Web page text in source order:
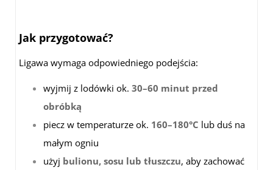
Jak przygotować?
Ligawa wymaga odpowiedniego podejścia:
wyjmij z lodówki ok. 30–60 minut przed
obróbką
piecz w temperaturze ok. 160–180°C lub duś na
małym ogniu
użyj bulionu, sosu lub tłuszczu, aby zachować